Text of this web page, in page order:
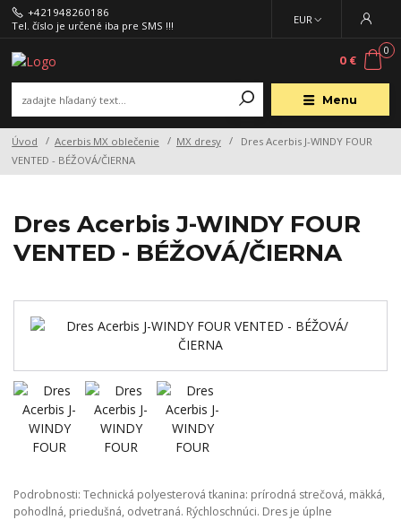
Menu
EUR
+421948260186
Tel. číslo je určené iba pre SMS !!!
0
0 €
Úvod Acerbis MX oblečenie MX dresy
Dres Acerbis J-WINDY FOUR
VENTED - BÉŽOVÁ/ČIERNA
Dres Acerbis J-WINDY FOUR
VENTED - BÉŽOVÁ/ČIERNA
Podrobnosti: Technická polyesterová tkanina: prírodná strečová, mäkká,
pohodlná, priedušná, odvetraná. Rýchloschnúci. Dres je úplne